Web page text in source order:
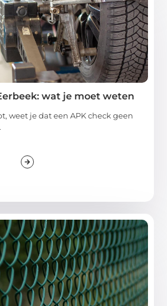
wat je moet weten
weet je dat een APK check geen